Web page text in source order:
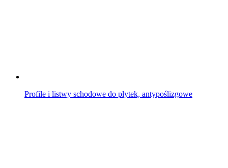
Profile i listwy schodowe do płytek, antypoślizgowe